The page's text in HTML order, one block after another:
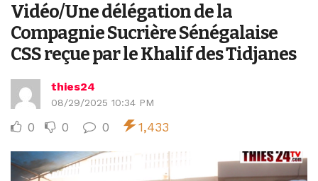
Vidéo/Une délégation de la
Compagnie Sucrière Sénégalaise
CSS reçue par le Khalif des Tidjanes
thies24
08/29/2025 10:34 PM
0 0 0 1,433